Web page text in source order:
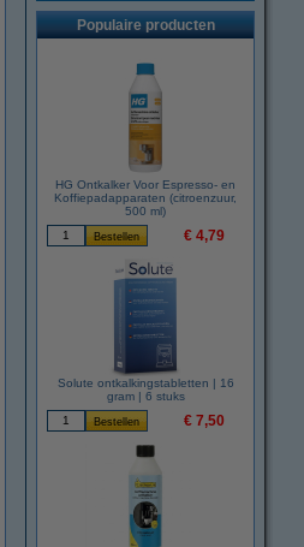
Populaire producten
HG Ontkalker Voor Espresso- en
Koffiepadapparaten (citroenzuur,
500 ml)
€ 4,79
Solute ontkalkingstabletten | 16
gram | 6 stuks
€ 7,50